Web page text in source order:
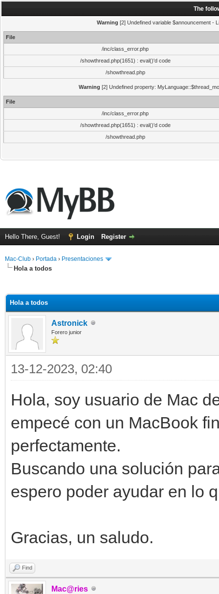
The
Warning [2] Undefined variable $announcement -
File
/inc/class_error.php
/showthread.php(1651) : eval()'d code
/showthread.php
Warning [2] Undefined property:
File
/inc/class_error.php
/showthread.php(1651) : eval()'d code
/showthread.php
Hello There, Guest! Login Register
Mac-Club › Portada › Presentaciones
Hola a todos
Hola a todos
Astronick
Forero junior
13-12-2023, 02:40
Hola, soy usuario de Mac
empecé con un MacBook
perfectamente.
Buscando una solución
espero poder ayudar en lo
Gracias, un saludo.
Find
Mac@ries